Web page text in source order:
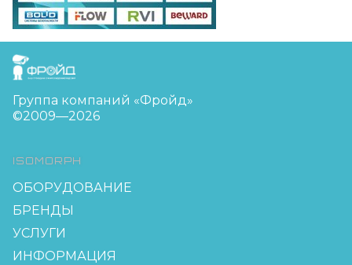
FreudGroup
Группа компаний «Фройд»
©2009—2026
ISOMORPH
ОБОРУДОВАНИЕ
БРЕНДЫ
УСЛУГИ
ИНФОРМАЦИЯ